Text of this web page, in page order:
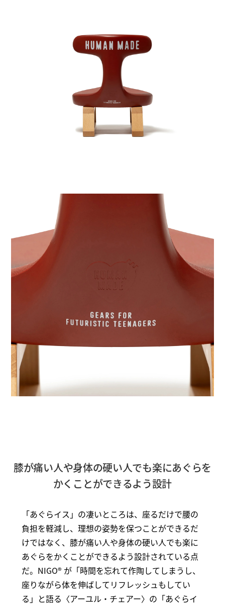
膝が痛い人や身体の硬い人でも楽にあぐらを
かくことができるよう設計
「あぐらイス」の凄いところは、座るだけで腰の
負担を軽減し、理想の姿勢を保つことができるだ
けではなく、膝が痛い人や身体の硬い人でも楽に
あぐらをかくことができるよう設計されている点
だ。NIGO® が「時間を忘れて作陶してしまうし、
座りながら体を伸ばしてリフレッシュもしてい
る」と語る〈アーユル・チェアー〉の「あぐらイ